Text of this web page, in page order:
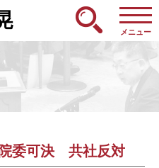
メニュー
委可決 共社反対